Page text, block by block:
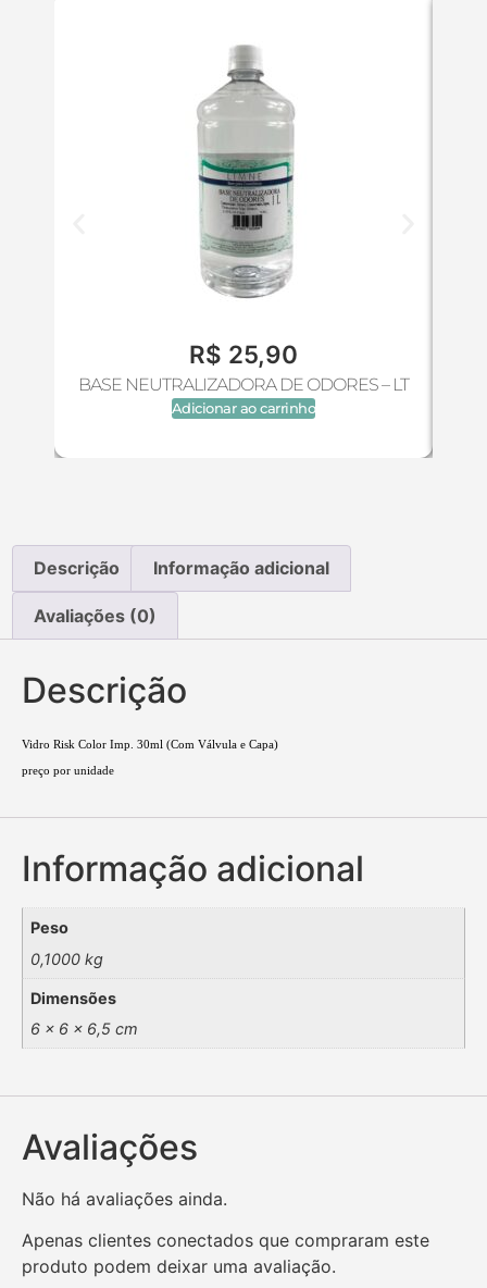
R$ 25,90
BASE NEUTRALIZADORA DE ODORES – LT
Adicionar ao carrinho
Descrição Informação adicional
Avaliações (0)
Descrição
Vidro Risk Color Imp. 30ml (Com Válvula e Capa)
preço por unidade
Informação adicional
Peso
0,1000 kg
Dimensões
6 × 6 × 6,5 cm
Avaliações
Não há avaliações ainda.
Apenas clientes conectados que compraram este
produto podem deixar uma avaliação.